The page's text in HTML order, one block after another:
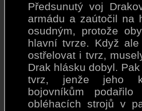
Předsunutý voj
armádu a zaútočil na
osudným, protože
hlavní tvrze. Když
ostřelovat i tvrz,
Drak hlásku dobyl.
tvrz, jenže jeho
bojovníkům
obléhacích strojů v